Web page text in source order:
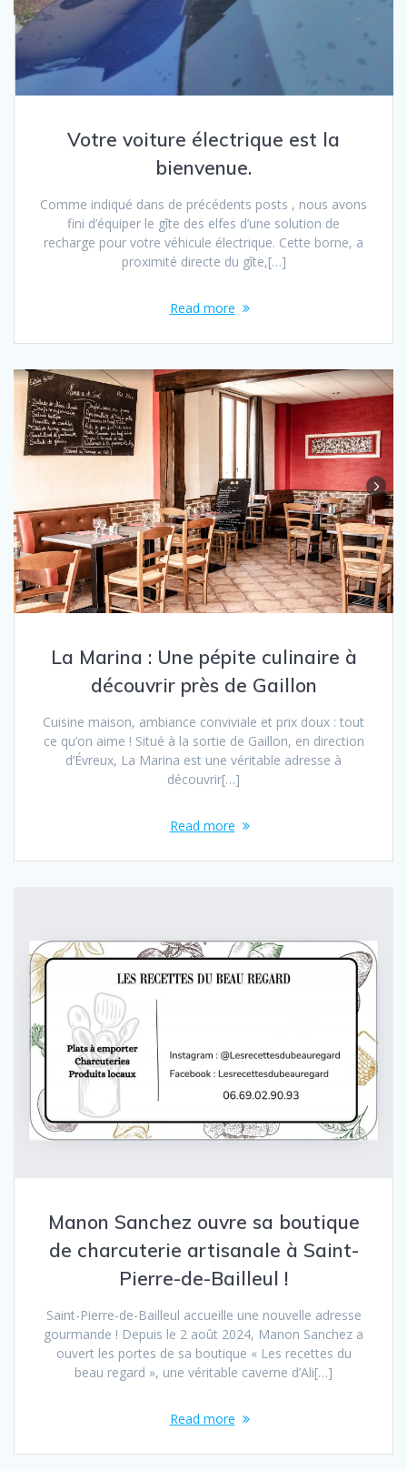
Votre voiture électrique est la
bienvenue.
Comme indiqué dans de précédents posts , nous avons
fini d’équiper le gîte des elfes d’une solution de
recharge pour votre véhicule électrique. Cette borne, a
proximité directe du gîte,[…]
Read more
La Marina : Une pépite culinaire à
découvrir près de Gaillon
Cuisine maison, ambiance conviviale et prix doux : tout
ce qu’on aime ! Situé à la sortie de Gaillon, en direction
d’Évreux, La Marina est une véritable adresse à
découvrir[…]
Read more
Manon Sanchez ouvre sa boutique
de charcuterie artisanale à Saint-
Pierre-de-Bailleul !
Saint-Pierre-de-Bailleul accueille une nouvelle adresse
gourmande ! Depuis le 2 août 2024, Manon Sanchez a
ouvert les portes de sa boutique « Les recettes du
beau regard », une véritable caverne d’Ali[…]
Read more